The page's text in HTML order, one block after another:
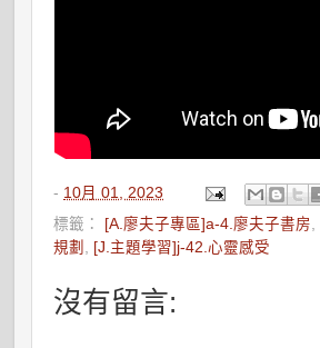
- 10月 01, 2023
標籤： [A.廖夫子專區]a-4.廖夫子書房
規劃
[J.主題學習]j-42.心靈感受
沒有留言: